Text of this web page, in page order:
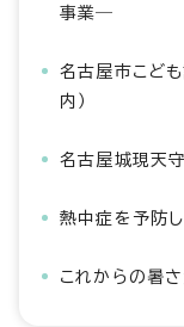
事業―
名古屋市こど
内）
名古屋城現天
熱中症を予防し
これからの暑